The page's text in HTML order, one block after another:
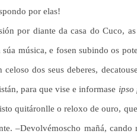
por elas!
por diante da casa do Cuco,
música, e fosen subindo os
dos seus deberes,
para que vise e informase ipso
quitáronlle o reloxo de ouro,
–Devolvémoscho mañá,